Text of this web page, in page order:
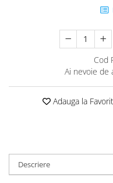
Cod
Ai nevoie de
Adauga la
Descriere